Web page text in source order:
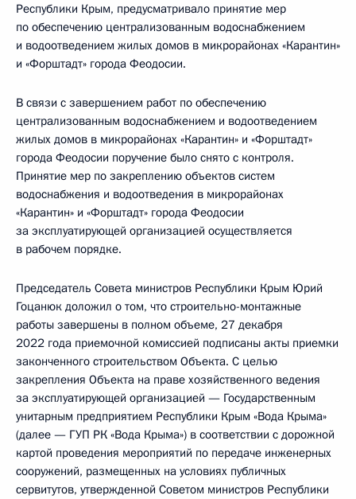
Республики Крым, предусматривало принятие мер
по обеспечению централизованным водоснабжением
и водоотведением жилых домов в микрорайонах «Карантин»
и «Форштадт» города Феодосии.
В связи с завершением работ по обеспечению
централизованным водоснабжением и водоотведением
жилых домов в микрорайонах «Карантин» и «Форштадт»
города Феодосии поручение было снято с контроля.
Принятие мер по закреплению объектов систем
водоснабжения и водоотведения в микрорайонах
«Карантин» и «Форштадт» города Феодосии
за эксплуатирующей организацией осуществляется
в рабочем порядке.
Председатель Совета министров Республики Крым Юрий
Гоцанюк доложил о том, что строительно-монтажные
работы завершены в полном объеме, 27 декабря
2022 года приемочной комиссией подписаны акты приемки
законченного строительством Объекта. С целью
закрепления Объекта на праве хозяйственного ведения
за эксплуатирующей организацией — Государственным
унитарным предприятием Республики Крым «Вода Крыма»
(далее — ГУП РК «Вода Крыма») в соответствии с дорожной
картой проведения мероприятий по передаче инженерных
сооружений, размещенных на условиях публичных
сервитутов, утвержденной Советом министров Республики